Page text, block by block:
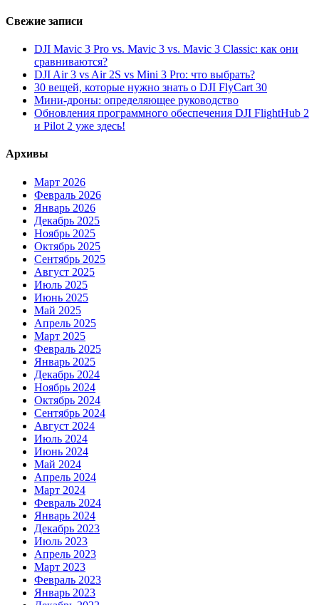
Свежие записи
DJI Mavic 3 Pro vs. Mavic 3 vs. Mavic 3 Classic: как они
сравниваются?
DJI Air 3 vs Air 2S vs Mini 3 Pro: что выбрать?
30 вещей, которые нужно знать о DJI FlyCart 30
Мини-дроны: определяющее руководство
Обновления программного обеспечения DJI FlightHub 2
и Pilot 2 уже здесь!
Архивы
Март 2026
Февраль 2026
Январь 2026
Декабрь 2025
Ноябрь 2025
Октябрь 2025
Сентябрь 2025
Август 2025
Июль 2025
Июнь 2025
Май 2025
Апрель 2025
Март 2025
Февраль 2025
Январь 2025
Декабрь 2024
Ноябрь 2024
Октябрь 2024
Сентябрь 2024
Август 2024
Июль 2024
Июнь 2024
Май 2024
Апрель 2024
Март 2024
Февраль 2024
Январь 2024
Декабрь 2023
Июль 2023
Апрель 2023
Март 2023
Февраль 2023
Январь 2023